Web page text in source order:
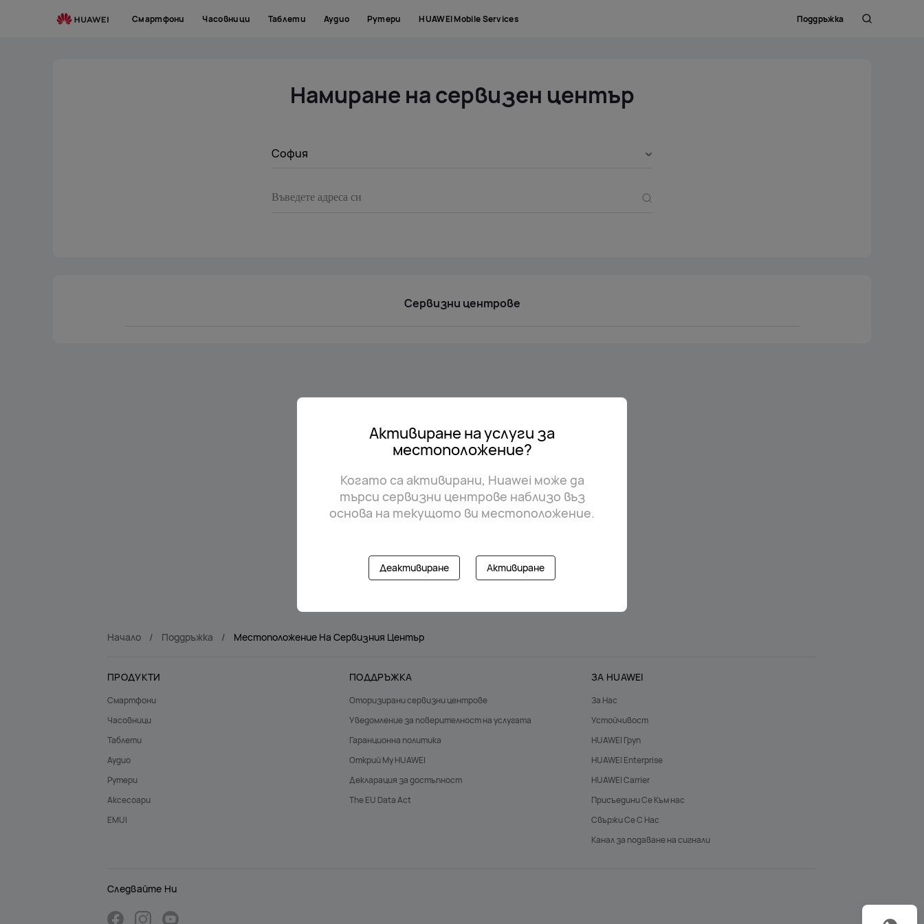
Смартфони Часовници Таблети Аудио Рутери HUAWEI Mobile Services Поддръжка
Намиране на сервизен център
София
Сервизни центрове
Активиране на услуги за
местоположение?
Когато са активирани, Huawei може да
търси сервизни центрове наблизо въз
основа на текущото ви местоположение.
Деактивиране Активиране
Начало Поддръжка Местоположение На Сервизния Център
ПРОДУКТИ
Смартфони
Часовници
Таблети
Аудио
Рутери
Аксесоари
EMUI
ПОДДРЪЖКА
Оторизирани сервизни центрове
Уведомление за поверителност на услугата
Гаранционна политика
Открий My HUAWEI
Декларация за достъпност
The EU Data Act
ЗА HUAWEI
За Нас
Устойчивост
HUAWEI Груп
HUAWEI Enterprise
HUAWEI Carrier
Присъедини Се Към нас
Свържи Се С Нас
Канал за подаване на сигнали
Следвайте Ни